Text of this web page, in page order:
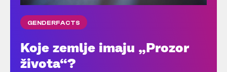
GENDERFACTS
Koje zemlje imaju „Prozor
života“?